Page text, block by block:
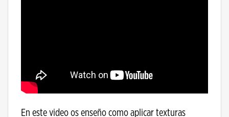
En este video os enseño como aplicar texturas